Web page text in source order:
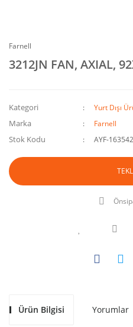
Farnell
3212JN FAN, AXIAL,
Kategori Yurt Dışı
Marka Farnell
Stok Kodu AYF-
Ürün Bilgisi Yorumlar